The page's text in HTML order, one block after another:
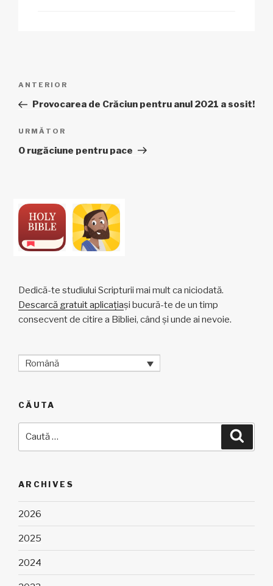
articole
Articol
anterior
ANTERIOR
Provocarea de Crăciun pentru anul 2021 a sosit!
Articolul
următor
URMĂTOR
O rugăciune pentru pace
Dedică-te studiului Scripturii mai mult ca niciodată.
Descarcă gratuit aplicațiași bucură-te de un timp
consecvent de citire a Bibliei, când și unde ai nevoie.
Română
CĂUTA
ARCHIVES
2026
2025
2024